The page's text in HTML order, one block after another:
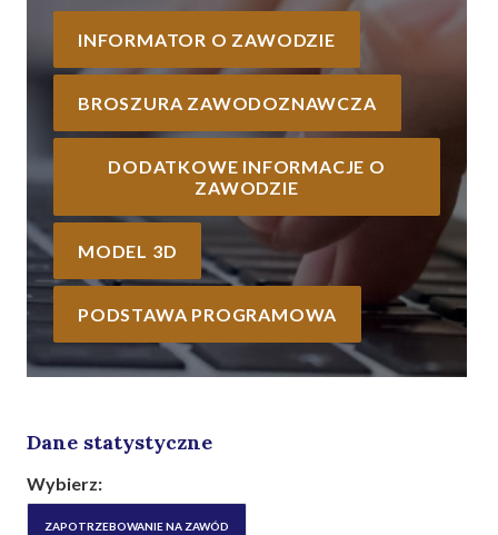
INFORMATOR O ZAWODZIE
BROSZURA ZAWODOZNAWCZA
DODATKOWE INFORMACJE O
ZAWODZIE
MODEL 3D
PODSTAWA PROGRAMOWA
Dane statystyczne
Wybierz:
ZAPOTRZEBOWANIE NA ZAWÓD